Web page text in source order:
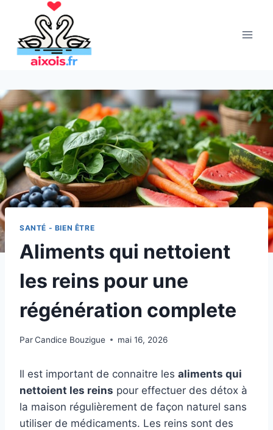
contenu
SANTÉ - BIEN ÊTRE
Aliments qui nettoient
les reins pour une
régénération complete
ParCandice Bouzigue mai 16, 2026
Il est important de connaitre les aliments qui
nettoient les reins pour effectuer des détox à
la maison régulièrement de façon naturel sans
utiliser de médicaments. Les reins sont des